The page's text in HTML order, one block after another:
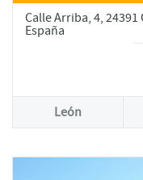
Calle Arriba, 4,
España
León